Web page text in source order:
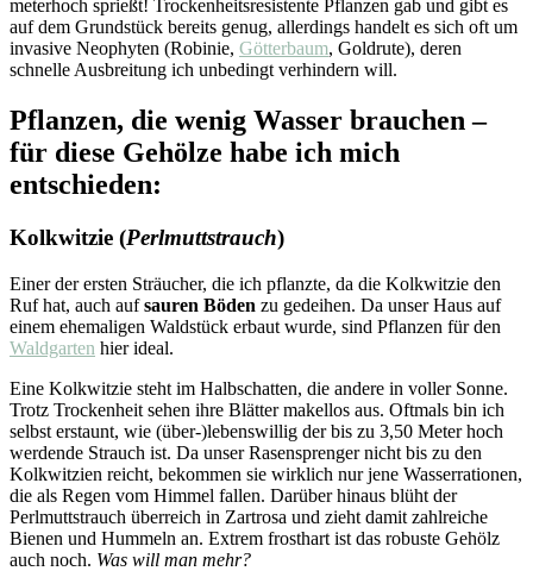
meterhoch sprießt! Trockenheitsresistente Pflanzen gab und gibt es
auf dem Grundstück bereits genug, allerdings handelt es sich oft um
invasive Neophyten (Robinie, Götterbaum, Goldrute), deren
schnelle Ausbreitung ich unbedingt verhindern will.
Pflanzen, die wenig Wasser brauchen –
für diese Gehölze habe ich mich
entschieden:
Kolkwitzie (Perlmuttstrauch)
Einer der ersten Sträucher, die ich pflanzte, da die Kolkwitzie den
Ruf hat, auch aufsauren Böden zu gedeihen. Da unser Haus auf
einem ehemaligen Waldstück erbaut wurde, sind Pflanzen für den
Waldgarten hier ideal.
Eine Kolkwitzie steht im Halbschatten, die andere in voller Sonne.
Trotz Trockenheit sehen ihre Blätter makellos aus. Oftmals bin ich
selbst erstaunt, wie (über-)lebenswillig der bis zu 3,50 Meter hoch
werdende Strauch ist. Da unser Rasensprenger nicht bis zu den
Kolkwitzien reicht, bekommen sie wirklich nur jene Wasserrationen,
die als Regen vom Himmel fallen. Darüber hinaus blüht der
Perlmuttstrauch überreich in Zartrosa und zieht damit zahlreiche
Bienen und Hummeln an. Extrem frosthart ist das robuste Gehölz
auch noch. Was will man mehr?